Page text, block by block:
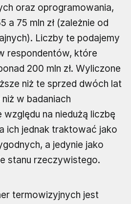
oraz oprogramowania,
a 75 mln zł (zależnie od
Liczby te podajemy
respondentów, które
200 mln zł. Wyliczone
niż te sprzed dwóch lat
w badaniach
na niedużą liczbę
ich jednak traktować jako
a jedynie jako
stanu rzeczywistego.
termowizyjnych jest